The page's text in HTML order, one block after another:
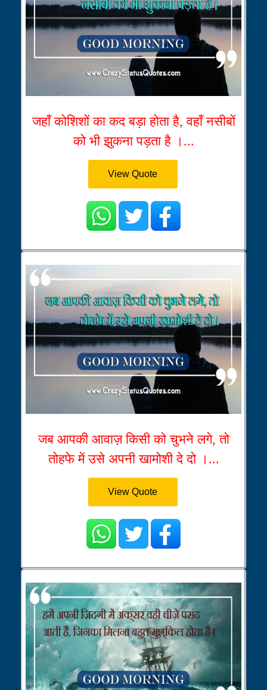
जहाँ कोशिशों का कद बड़ा होता है, वहाँ नसीबों
को भी झुकना पड़ता है ।...
View Quote
जब आपकी आवाज़ किसी को चुभने लगे, तो
तोहफे में उसे अपनी खामोशी दे दो ।...
View Quote